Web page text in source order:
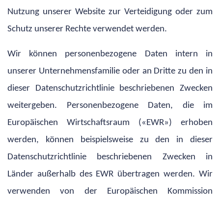
Nutzung unserer Website zur Verteidigung oder zum
Schutz unserer Rechte verwendet werden.
Wir können personenbezogene Daten intern in
unserer Unternehmensfamilie oder an Dritte zu den in
dieser Datenschutzrichtlinie beschriebenen Zwecken
weitergeben. Personenbezogene Daten, die im
Europäischen Wirtschaftsraum («EWR») erhoben
werden, können beispielsweise zu den in dieser
Datenschutzrichtlinie beschriebenen Zwecken in
Länder außerhalb des EWR übertragen werden. Wir
verwenden von der Europäischen Kommission